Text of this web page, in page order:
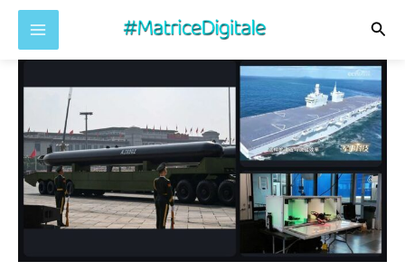
contenuto